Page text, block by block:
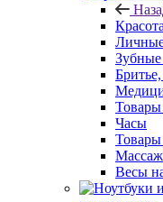
Товары
Часы
Весы